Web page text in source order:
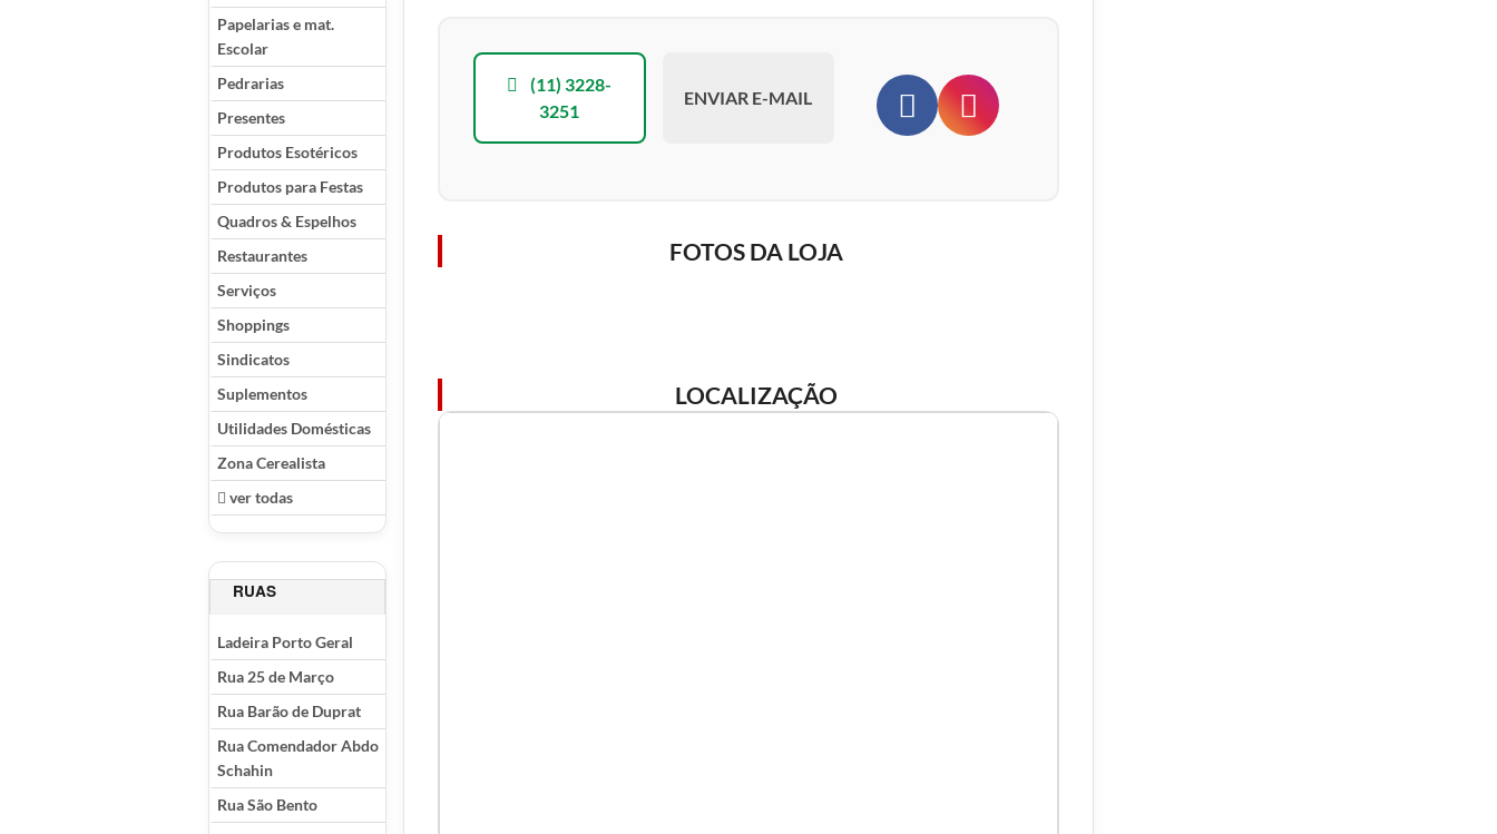
Papelarias e mat.
Escolar
Pedrarias
Presentes
Produtos Esotéricos
Produtos para Festas
Quadros & Espelhos
Restaurantes
Serviços
Shoppings
Sindicatos
Suplementos
Utilidades Domésticas
Zona Cerealista
ver todas
RUAS
Ladeira Porto Geral
Rua 25 de Março
Rua Barão de Duprat
Rua Comendador Abdo
Schahin
Rua São Bento
(11) 3228-
3251
ENVIAR E-MAIL
FOTOS DA LOJA
LOCALIZAÇÃO